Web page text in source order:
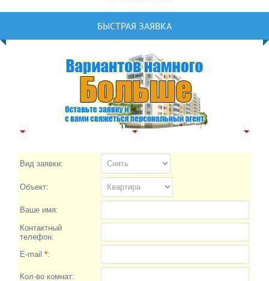
БЫСТРАЯ ЗАЯВКА
Вид заявки:
Объект:
Ваше имя:
Контактный
телефон:
E-mail *:
Кол-во комнат: